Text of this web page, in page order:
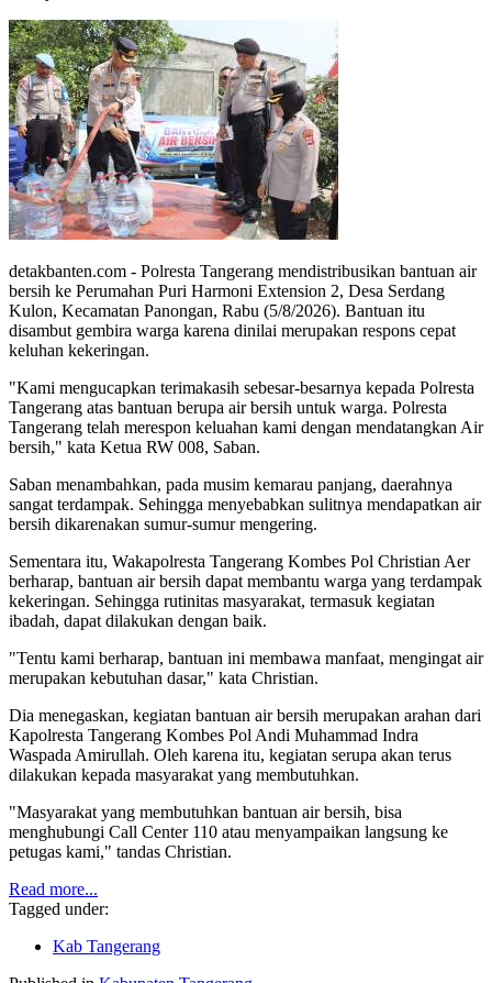
detakbanten.com - Polresta Tangerang mendistribusikan bantuan air
bersih ke Perumahan Puri Harmoni Extension 2, Desa Serdang
Kulon, Kecamatan Panongan, Rabu (5/8/2026). Bantuan itu
disambut gembira warga karena dinilai merupakan respons cepat
keluhan kekeringan.
"Kami mengucapkan terimakasih sebesar-besarnya kepada Polresta
Tangerang atas bantuan berupa air bersih untuk warga. Polresta
Tangerang telah merespon keluahan kami dengan mendatangkan Air
bersih," kata Ketua RW 008, Saban.
Saban menambahkan, pada musim kemarau panjang, daerahnya
sangat terdampak. Sehingga menyebabkan sulitnya mendapatkan air
bersih dikarenakan sumur-sumur mengering.
Sementara itu, Wakapolresta Tangerang Kombes Pol Christian Aer
berharap, bantuan air bersih dapat membantu warga yang terdampak
kekeringan. Sehingga rutinitas masyarakat, termasuk kegiatan
ibadah, dapat dilakukan dengan baik.
"Tentu kami berharap, bantuan ini membawa manfaat, mengingat air
merupakan kebutuhan dasar," kata Christian.
Dia menegaskan, kegiatan bantuan air bersih merupakan arahan dari
Kapolresta Tangerang Kombes Pol Andi Muhammad Indra
Waspada Amirullah. Oleh karena itu, kegiatan serupa akan terus
dilakukan kepada masyarakat yang membutuhkan.
"Masyarakat yang membutuhkan bantuan air bersih, bisa
menghubungi Call Center 110 atau menyampaikan langsung ke
petugas kami," tandas Christian.
Read more...
Tagged under:
Kab Tangerang